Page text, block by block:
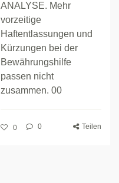
ANALYSE. Mehr
vorzeitige
Haftentlassungen und
Kürzungen bei der
Bewährungshilfe
passen nicht
zusammen. 00
0 0 Teilen